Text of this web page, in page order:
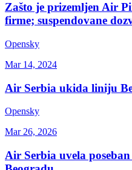
Zašto je prizemljen Air
firme; suspendovane
Opensky
Mar 14, 2024
Air Serbia ukida liniju
Opensky
Mar 26, 2026
Air Serbia uvela